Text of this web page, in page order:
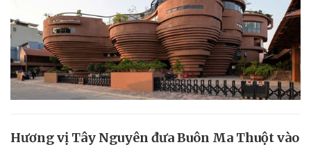
Hương vị Tây Nguyên đưa Buôn Ma Thuột vào